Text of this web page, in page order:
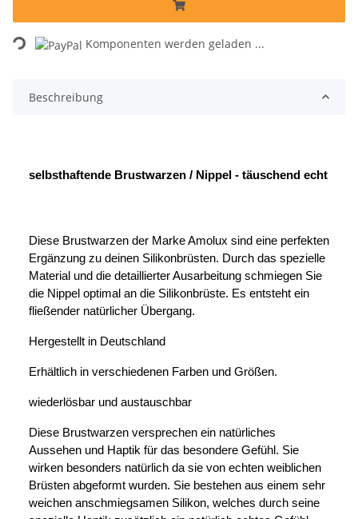
Loading... Komponenten werden geladen ...
Beschreibung
selbsthaftende Brustwarzen / Nippel - täuschend echt
Diese Brustwarzen der Marke Amolux sind eine perfekten
Ergänzung zu deinen Silikonbrüsten. Durch das spezielle
Material und die detaillierter Ausarbeitung schmiegen Sie
die Nippel optimal an die Silikonbrüste. Es entsteht ein
fließender natürlicher Übergang.
Hergestellt in Deutschland
Erhältlich in verschiedenen Farben und Größen.
wiederlösbar und austauschbar
Diese Brustwarzen versprechen ein natürliches
Aussehen und Haptik für das besondere Gefühl. Sie
wirken besonders natürlich da sie von echten weiblichen
Brüsten abgeformt wurden. Sie bestehen aus einem sehr
weichen anschmiegsamen Silikon, welches durch seine